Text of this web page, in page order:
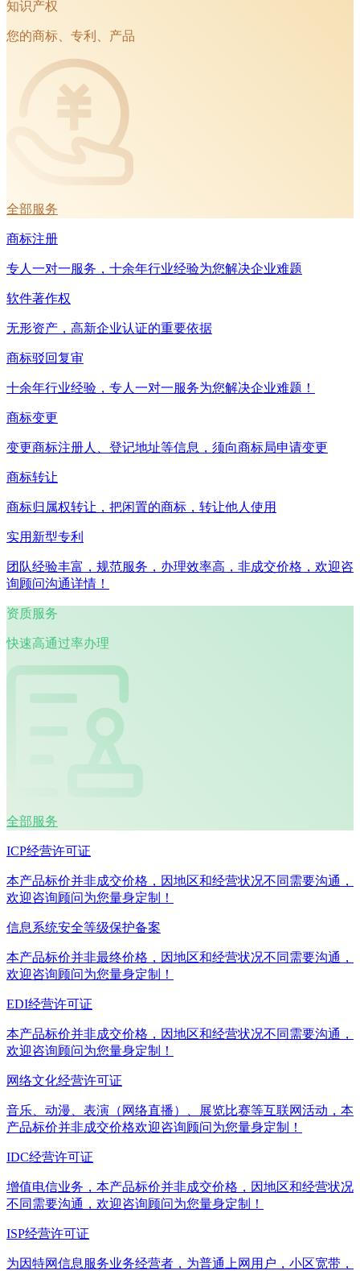
知识产权
您的商标、专利、产品
全部服务
商标注册
专人一对一服务，十余年行业经验为您解决企业难题
软件著作权
无形资产，高新企业认证的重要依据
商标驳回复审
十余年行业经验，专人一对一服务为您解决企业难题！
商标变更
变更商标注册人、登记地址等信息，须向商标局申请变更
商标转让
商标归属权转让，把闲置的商标，转让他人使用
实用新型专利
团队经验丰富，规范服务，办理效率高，非成交价格，欢迎咨
询顾问沟通详情！
资质服务
快速高通过率办理
全部服务
ICP经营许可证
本产品标价并非成交价格，因地区和经营状况不同需要沟通，
欢迎咨询顾问为您量身定制！
信息系统安全等级保护备案
本产品标价并非最终价格，因地区和经营状况不同需要沟通，
欢迎咨询顾问为您量身定制！
EDI经营许可证
本产品标价并非成交价格，因地区和经营状况不同需要沟通，
欢迎咨询顾问为您量身定制！
网络文化经营许可证
音乐、动漫、表演（网络直播）、展览比赛等互联网活动，本
产品标价并非成交价格欢迎咨询顾问为您量身定制！
IDC经营许可证
增值电信业务，本产品标价并非成交价格，因地区和经营状况
不同需要沟通，欢迎咨询顾问为您量身定制！
ISP经营许可证
为因特网信息服务业务经营者，为普通上网用户，小区宽带，